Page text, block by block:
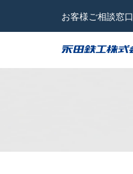
お客様ご相談窓口